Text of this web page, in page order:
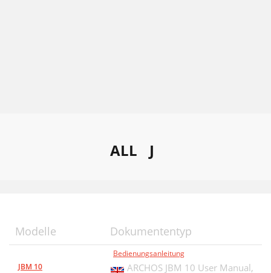
ALL J
Modelle Dokumententyp
JBM 10
Bedienungsanleitung
ARCHOS JBM 10 User Manual,